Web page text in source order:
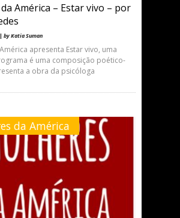
América – Estar vivo – por
by Katia Suman
apresenta Estar vivo, uma
é uma composição poético-
a obra da psicóloga
da América